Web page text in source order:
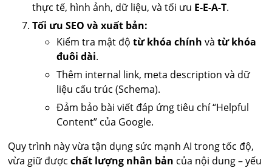
thực tế, hình ảnh, dữ liệu, và tối ưu E-E-A-T.
Tối ưu SEO và xuất bản:
Kiểm tra mật độtừ khóa chính vàtừ khóa
đuôi dài.
Thêm internal link, meta description và dữ
liệu cấu trúc (Schema).
Đảm bảo bài viết đáp ứng tiêu chí “Helpful
Content” của Google.
Quy trình này vừa tận dụng sức mạnh AI trong tốc độ,
vừa giữ đượcchất lượng nhân bản của nội dung – yếu